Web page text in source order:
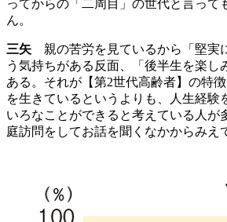
ってからの「二周目」の世代と言って
ん。
三矢 親の苦労を見ているから「堅実
う気持ちがある反面、「後半生を楽し
ある。それが【第2世代高齢者】の特
を生きているというよりも、人生経験
いろなことができると考えている人が
庭訪問をしてお話を聞くなかからみえ